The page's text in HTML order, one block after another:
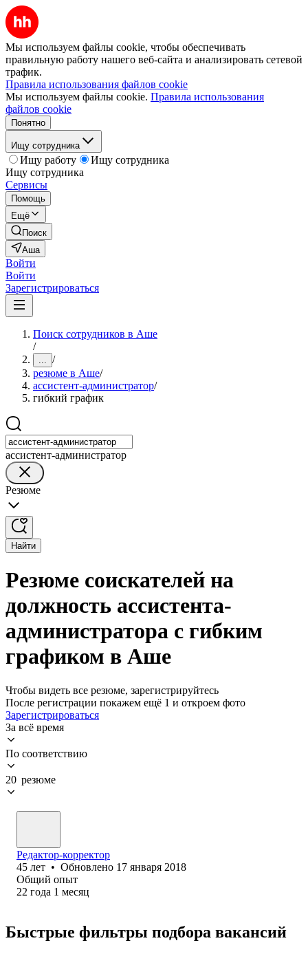
Мы используем файлы cookie, чтобы обеспечивать
правильную работу нашего веб-сайта и анализировать сетевой
трафик.
Правила использования файлов cookie
Мы используем файлы cookie. Правила использования
файлов cookie
Понятно
Ищу сотрудника
Ищу работу
Ищу сотрудника
Ищу сотрудника
Сервисы
Помощь
Ещё
Поиск
Аша
Войти
Войти
Зарегистрироваться
Поиск сотрудников в Аше
/
... /
резюме в Аше/
ассистент-администратор/
гибкий график
ассистент-администратор
Резюме
Найти
Резюме соискателей на
должность ассистента-
администратора с гибким
графиком в Аше
Чтобы видеть все резюме, зарегистрируйтесь
После регистрации покажем ещё 1 и откроем фото
Зарегистрироваться
За всё время
По соответствию
20 резюме
Редактор-корректор
45 лет • Обновлено 17 января 2018
Общий опыт
22 года 1 месяц
Быстрые фильтры подбора вакансий